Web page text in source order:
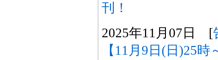
刊！
2025年11月07日 [
【11月9日(日)25